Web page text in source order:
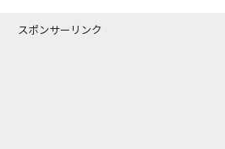
スポンサーリンク